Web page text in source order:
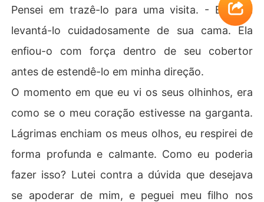
Pensei em trazê-lo para uma visita. - Eu a vi
levantá-lo cuidadosamente de sua cama. Ela
enfiou-o com força dentro de seu cobertor
antes de estendê-lo em minha direção.
O momento em que eu vi os seus olhinhos, era
como se o meu coração estivesse na garganta.
Lágrimas enchiam os meus olhos, eu respirei de
forma profunda e calmante. Como eu poderia
fazer isso? Lutei contra a dúvida que desejava
se apoderar de mim, e peguei meu filho nos